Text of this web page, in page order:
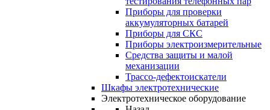
Приборы для проверки
аккумуляторных батарей
Приборы для СКС
Приборы электроизмерительные
Средства защиты и малой
механизации
Трассо-дефектоискатели
Шкафы электротехнические
Электротехническое оборудование